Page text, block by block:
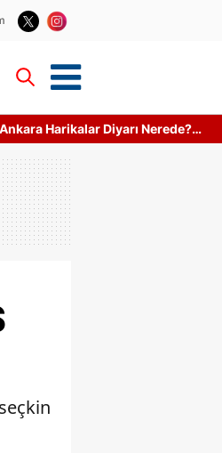
Ankara Harikalar Diyarı Nerede?
Giriş Ücretleri Ne Kadar?